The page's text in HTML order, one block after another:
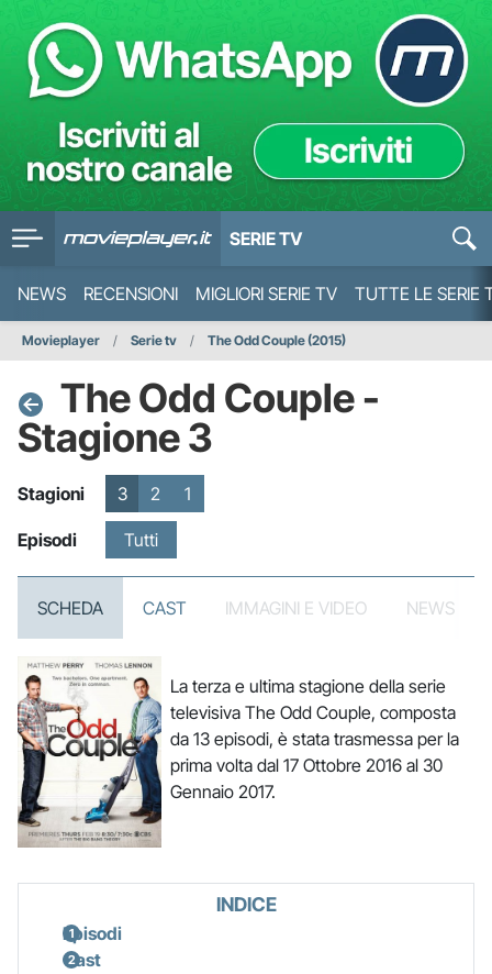
SERIE TV
NEWS RECENSIONI MIGLIORI SERIE TV TUTTE LE SERIE
Movieplayer Serie tv The Odd Couple (2015)
The Odd Couple -
Stagione 3
Stagioni 3 2 1
Episodi Tutti
SCHEDA CAST IMMAGINI E VIDEO NEWS
La terza e ultima stagione della serie
televisiva The Odd Couple, composta
da 13 episodi, è stata trasmessa per la
prima volta dal 17 Ottobre 2016 al 30
Gennaio 2017.
INDICE
Episodi
Cast